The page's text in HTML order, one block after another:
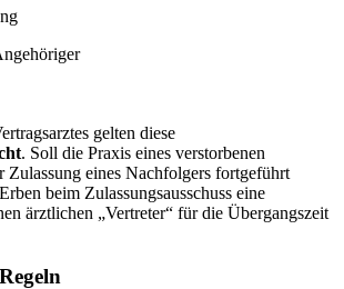
gelten diese
. Soll die Praxis eines verstorbenen
Zulassung eines Nachfolgers fortgeführt
beim Zulassungsausschuss eine
ärztlichen „Vertreter“ für die Übergangszeit